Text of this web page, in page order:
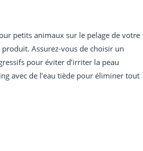
petits animaux sur le pelage de votre
Assurez-vous de choisir un
pour éviter d’irriter la peau
avec de l’eau tiède pour éliminer tout